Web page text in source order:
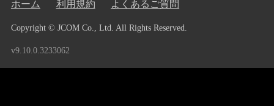
ホーム 利用規約 よくあるご質問
Copyright © JCOM Co., Ltd. All Rights Reserved.
v9.10.0.3233062